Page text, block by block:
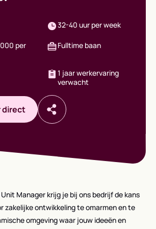
per
32-40 uur per week
Fulltime baan
1 jaar werkervaring
verwacht
direct
Manager krijg je bij ons bedrijf de kans
zakelijke ontwikkeling te omarmen en te
omgeving waar jouw ideeën en